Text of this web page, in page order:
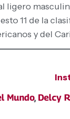
ligero
11 de la
y del
Mundo, Delcy